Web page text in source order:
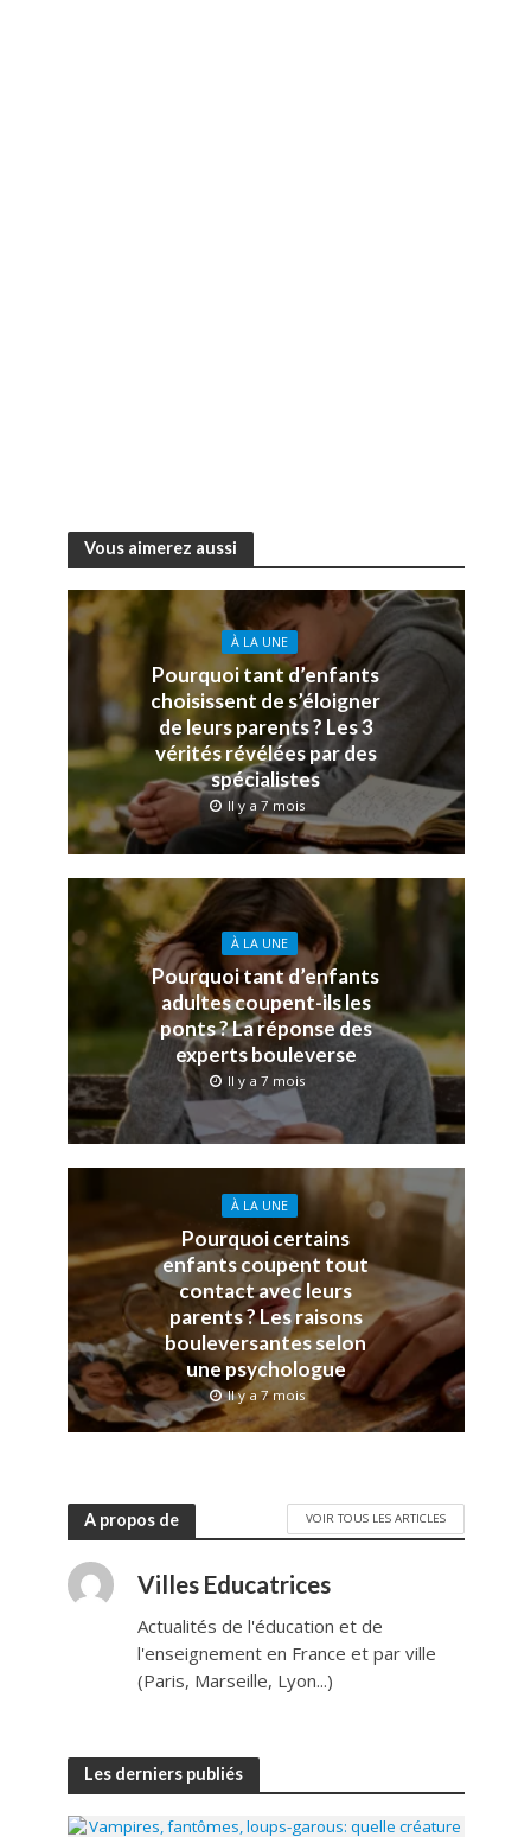
Vous aimerez aussi
À LA UNE
Pourquoi tant d’enfants
choisissent de s’éloigner
de leurs parents ? Les 3
vérités révélées par des
spécialistes
Il y a 7 mois
À LA UNE
Pourquoi tant d’enfants
adultes coupent-ils les
ponts ? La réponse des
experts bouleverse
Il y a 7 mois
À LA UNE
Pourquoi certains
enfants coupent tout
contact avec leurs
parents ? Les raisons
bouleversantes selon
une psychologue
Il y a 7 mois
A propos de VOIR TOUS LES ARTICLES
Villes Educatrices
Actualités de l'éducation et de
l'enseignement en France et par ville
(Paris, Marseille, Lyon...)
Les derniers publiés